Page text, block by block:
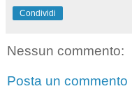
Condividi
Nessun commento:
Posta un commento